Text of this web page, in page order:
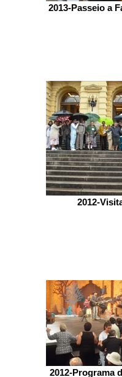
2013-Passeio a
2012-
2012-Programa